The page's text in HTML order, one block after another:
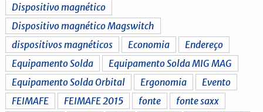
Dispositivo magnético
Dispositivo magnético Magswitch
dispositivos magnéticos
Economia
Endereço
Equipamento Solda
Equipamento Solda MIG MAG
Equipamento Solda Orbital
Ergonomia
Evento
FEIMAFE
FEIMAFE 2015 fonte
fonte saxx